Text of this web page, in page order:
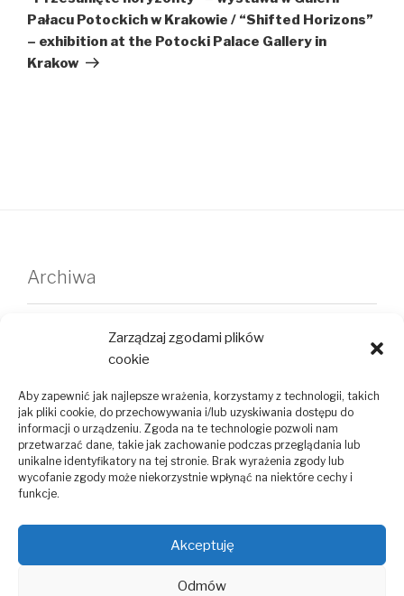
Zarządzaj zgodami plików
cookie
Aby zapewnić jak najlepsze wrażenia, korzystamy z technologii, takich
jak pliki cookie, do przechowywania i/lub uzyskiwania dostępu do
informacji o urządzeniu. Zgoda na te technologie pozwoli nam
przetwarzać dane, takie jak zachowanie podczas przeglądania lub
unikalne identyfikatory na tej stronie. Brak wyrażenia zgody lub
wycofanie zgody może niekorzystnie wpłynąć na niektóre cechy i
funkcje.
Akceptuję
Odmów
Pałacu Potockich w Krakowie / “Shifted Horizons”
– exhibition at the Potocki Palace Gallery in
Krakow
Archiwa
kwiecień 2025
luty 2025
Kategorie